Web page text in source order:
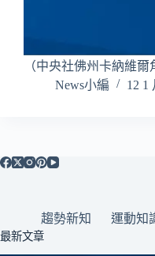
（中央社佛州卡納維
News小編
12 1
趨勢新知 運動知
最新文章